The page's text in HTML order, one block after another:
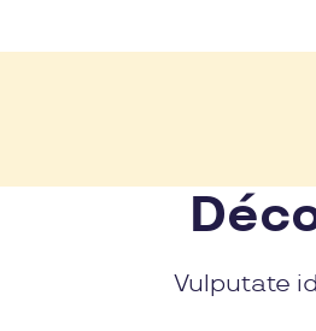
Vulputate